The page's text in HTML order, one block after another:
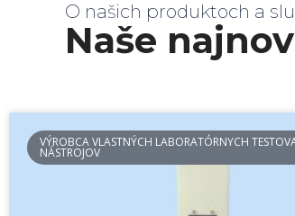
O našich produktoch a
Naše
VÝROBCA VLASTNÝCH LABORATÓRNYCH
NÁSTROJOV